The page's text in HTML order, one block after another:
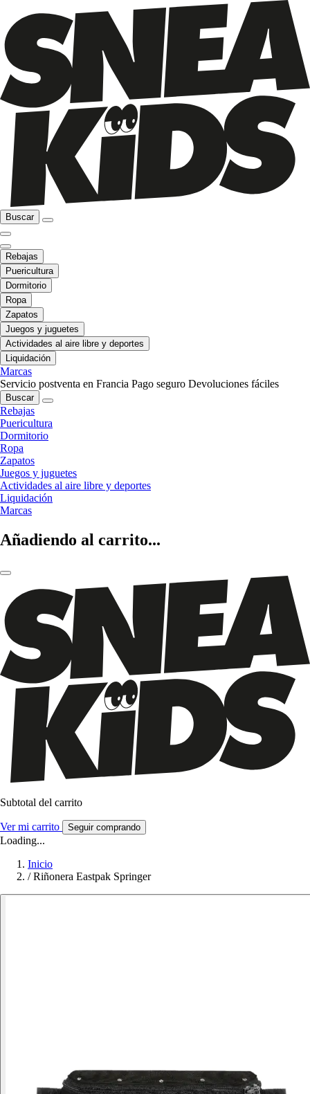
Buscar
Rebajas
Puericultura
Dormitorio
Ropa
Zapatos
Juegos y juguetes
Actividades al aire libre y deportes
Liquidación
Marcas
Servicio postventa en Francia Pago seguro Devoluciones fáciles
Buscar
Rebajas
Puericultura
Dormitorio
Ropa
Zapatos
Juegos y juguetes
Actividades al aire libre y deportes
Liquidación
Marcas
Añadiendo al carrito...
Subtotal del carrito
Ver mi carrito Seguir comprando
Loading...
Inicio
/ Riñonera Eastpak Springer